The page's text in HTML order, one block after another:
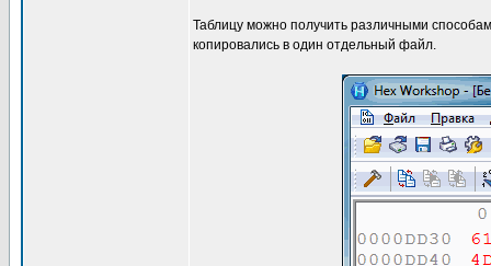
Таблицу можно получить различными
копировались в один отдельный файл.